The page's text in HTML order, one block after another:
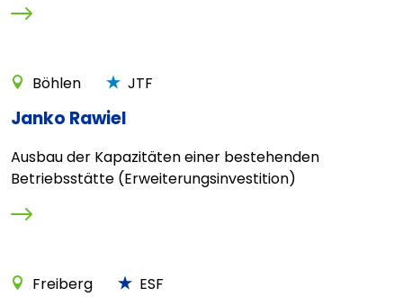
Böhlen JTF
Janko Rawiel
Ausbau der Kapazitäten einer bestehenden
Betriebsstätte (Erweiterungsinvestition)
Freiberg ESF